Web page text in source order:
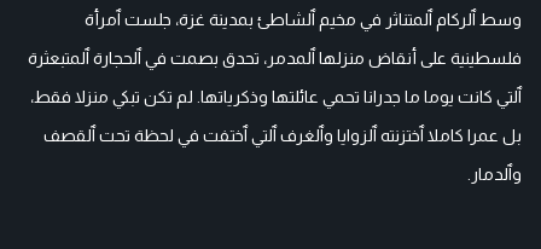
وسط ٱلركام ٱلمتناثر في مخيم ٱلشاطئ بمدينة غزة، جلست ٱمرأة
فلسطينية على أنقاض منزلها ٱلمدمر، تحدق بصمت في ٱلحجارة ٱلمتبعثرة
ٱلتي كانت يوما ما جدرانا تحمي عائلتها وذكرياتها. لم تكن تبكي منزلا فقط،
بل عمرا كاملا ٱختزنته ٱلزوايا وٱلغرف ٱلتي ٱختفت في لحظة تحت ٱلقصف
وٱلدمار.